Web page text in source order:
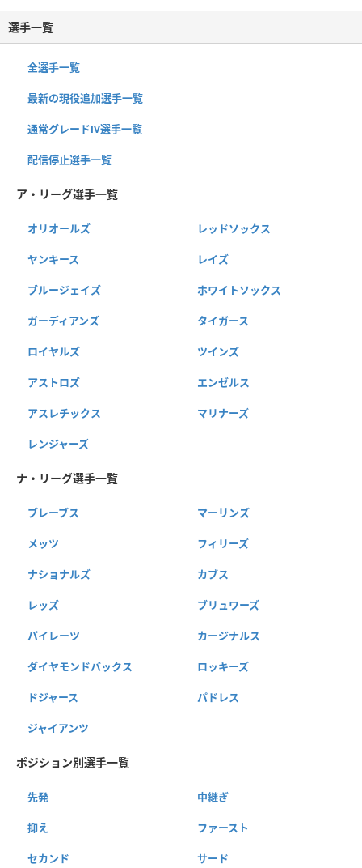
選手一覧
全選手一覧
最新の現役追加選手一覧
通常グレードⅣ選手一覧
配信停止選手一覧
ア・リーグ選手一覧
オリオールズ レッドソックス
ヤンキース レイズ
ブルージェイズ ホワイトソックス
ガーディアンズ タイガース
ロイヤルズ ツインズ
アストロズ エンゼルス
アスレチックス マリナーズ
レンジャーズ
ナ・リーグ選手一覧
ブレーブス マーリンズ
メッツ フィリーズ
ナショナルズ カブス
レッズ ブリュワーズ
パイレーツ カージナルス
ダイヤモンドバックス ロッキーズ
ドジャース パドレス
ジャイアンツ
ポジション別選手一覧
先発 中継ぎ
抑え ファースト
セカンド サード